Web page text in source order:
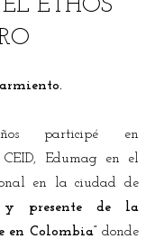
EL ETHOS
participé en
CEID, Edumag en el
en la ciudad de
y presente de la
en Colombia” donde